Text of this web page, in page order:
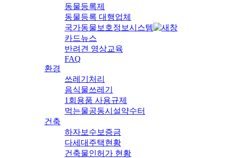
동물등록제
동물등록 대행업체
국가동물보호정보시스템
카드뉴스
반려견 영상교육
FAQ
환경
쓰레기처리
음식물쓰레기
1회용품 사용규제
먹는물공동시설약수터
건축
하자보수보증금
다세대주택현황
건축물인허가 현황